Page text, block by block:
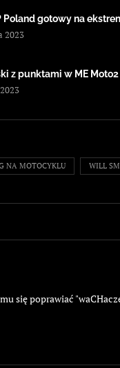
Poland gotowy na
2023
z punktami w ME Moto2
NA MOTOCYKLU WILL
się poprawiać